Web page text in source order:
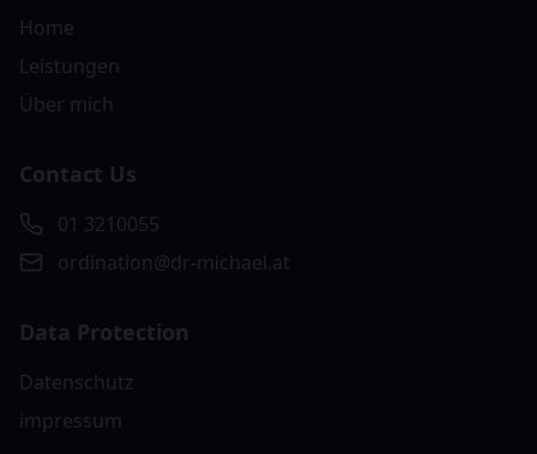
Home
Leistungen
Über mich
Contact Us
01 3210055
ordination@dr-michael.at
Data Protection
Datenschutz
impressum